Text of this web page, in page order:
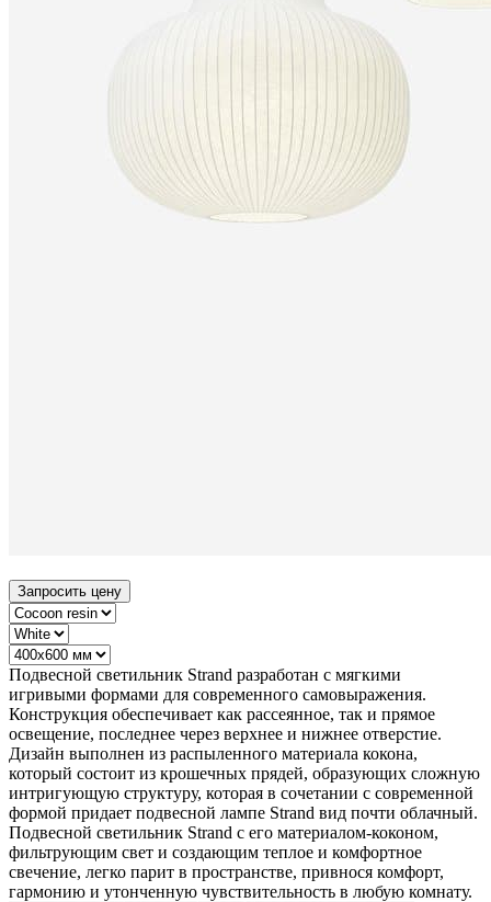
Запросить цену
Подвесной светильник Strand разработан с мягкими
игривыми формами для современного самовыражения.
Конструкция обеспечивает как рассеянное, так и прямое
освещение, последнее через верхнее и нижнее отверстие.
Дизайн выполнен из распыленного материала кокона,
который состоит из крошечных прядей, образующих сложную
интригующую структуру, которая в сочетании с современной
формой придает подвесной лампе Strand вид почти облачный.
Подвесной светильник Strand с его материалом-коконом,
фильтрующим свет и создающим теплое и комфортное
свечение, легко парит в пространстве, привнося комфорт,
гармонию и утонченную чувствительность в любую комнату.